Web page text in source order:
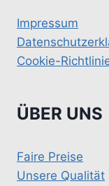
Impressum
Cookie-
ÜBER UNS
Faire Preise
Unsere Qualität